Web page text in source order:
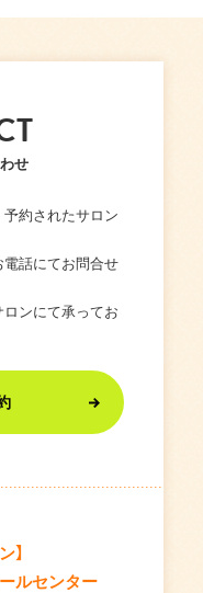
せ
約されたサロン
話にてお問合せ
ンにて承ってお
】
ルセンター